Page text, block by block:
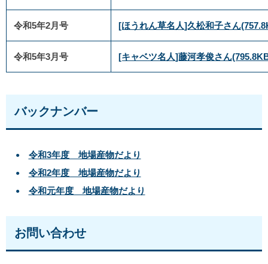
令和5年2月号 [ほうれん草名人]久松和子さん
令和5年3月号 [キャベツ名人]藤河孝俊さん
バックナンバー
令和3年度 地場産物だより
令和2年度 地場産物だより
令和元年度 地場産物だより
お問い合わせ